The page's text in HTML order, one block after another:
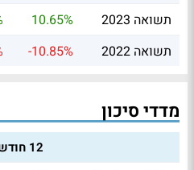
תשואה 2023
10.65%
תשואה 2022
-10.85%
מדדי סיכון
12 חודשים